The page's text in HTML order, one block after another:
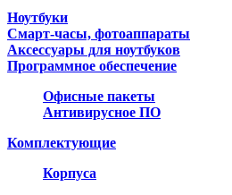
Ноутбуки
Смарт-часы, фотоаппараты
Аксессуары для ноутбуков
Программное обеспечение
Офисные пакеты
Антивирусное ПО
Комплектующие
Корпуса